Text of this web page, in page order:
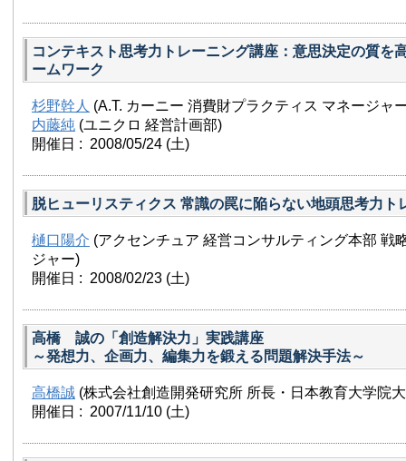
コンテキスト思考力トレーニング講座：意思決定の質を
ームワーク
杉野幹人 (A.T. カーニー 消費財プラクティス マネージャ
内藤純 (ユニクロ 経営計画部)
開催日 : 2008/05/24 (土)
脱ヒューリスティクス 常識の罠に陥らない地頭思考力ト
樋口陽介 (アクセンチュア 経営コンサルティング本部 戦
ジャー)
開催日 : 2008/02/23 (土)
高橋 誠の「創造解決力」実践講座
～発想力、企画力、編集力を鍛える問題解決手法～
高橋誠 (株式会社創造開発研究所 所長・日本教育大学院
開催日 : 2007/11/10 (土)